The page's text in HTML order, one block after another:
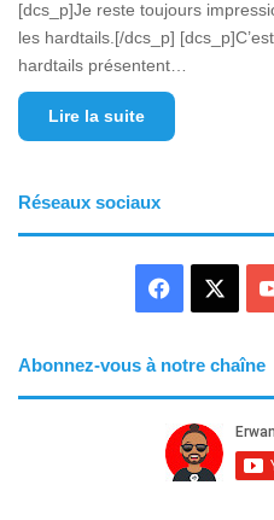
[dcs_p]Je reste toujours
les hardtails.[/dcs_p]
hardtails présentent…
Lire la suite
Réseaux sociaux
e
b
Abonnez-vous à notre chaîne